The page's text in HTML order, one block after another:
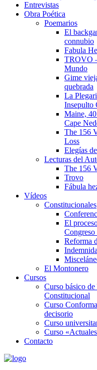
Entrevistas
Obra Poética
Poemarios
El
connubio
Fabula
TROVO
Mundo
Gime
quebrada
La
Insepulto
Maine,
Cape
The 156
Loss
Elegías
Lecturas del
The 156
Trovo
Fábula
Vídeos
Constitucionales
El
Congreso
Reforma
El Montonero
Cursos
Curso básico
Constitucional
Curso
decisorio
Curso
Curso
Contacto